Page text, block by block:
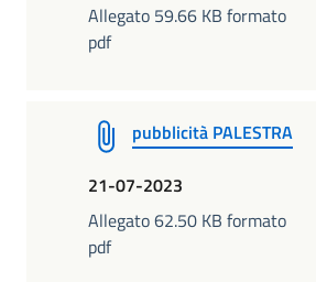
Allegato 59.66 KB formato
pdf
pubblicità PALESTRA
21-07-2023
Allegato 62.50 KB formato
pdf